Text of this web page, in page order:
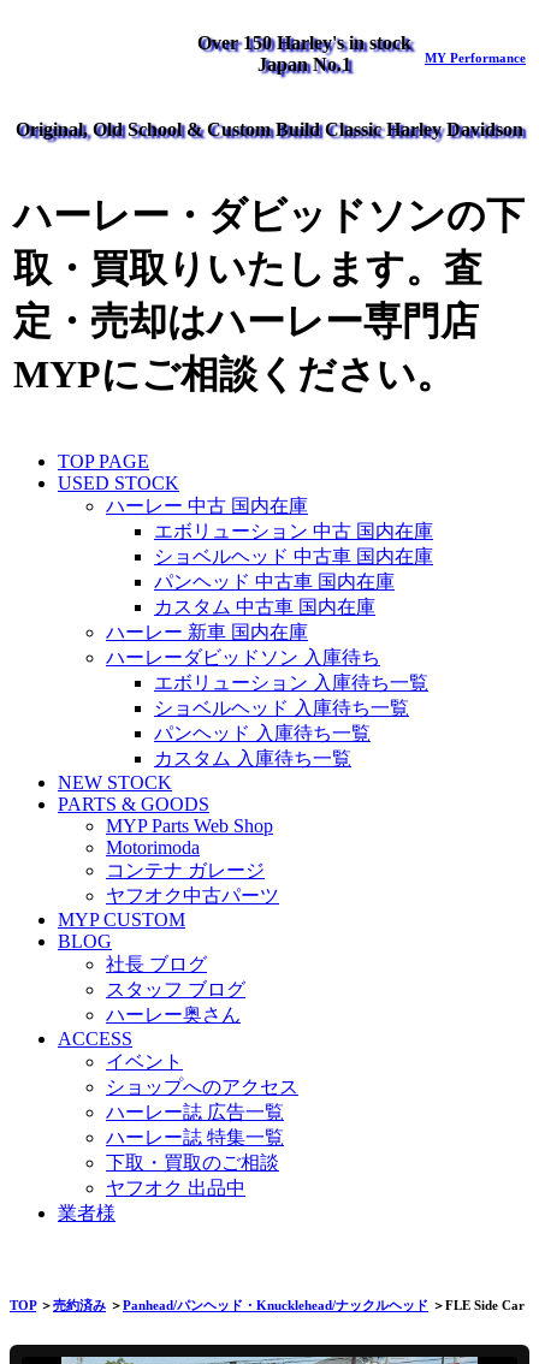
Over 150 Harley's in stock
Japan No.1
MY Performance
Original, Old School & Custom Build Classic Harley Davidson
ハーレー・ダビッドソンの下
取・買取りいたします。査
定・売却はハーレー専門店
MYPにご相談ください。
TOP PAGE
USED STOCK
ハーレー 中古 国内在庫
エボリューション 中古 国内在庫
ショベルヘッド 中古車 国内在庫
パンヘッド 中古車 国内在庫
カスタム 中古車 国内在庫
ハーレー 新車 国内在庫
ハーレーダビッドソン 入庫待ち
エボリューション 入庫待ち一覧
ショベルヘッド 入庫待ち一覧
パンヘッド 入庫待ち一覧
カスタム 入庫待ち一覧
NEW STOCK
PARTS & GOODS
MYP Parts Web Shop
Motorimoda
コンテナ ガレージ
ヤフオク中古パーツ
MYP CUSTOM
BLOG
社長 ブログ
スタッフ ブログ
ハーレー奥さん
ACCESS
イベント
ショップへのアクセス
ハーレー誌 広告一覧
ハーレー誌 特集一覧
下取・買取のご相談
ヤフオク 出品中
業者様
TOP＞売約済み ＞Panhead/パンヘッド・Knucklehead/ナックルヘッド ＞FLE Side Car